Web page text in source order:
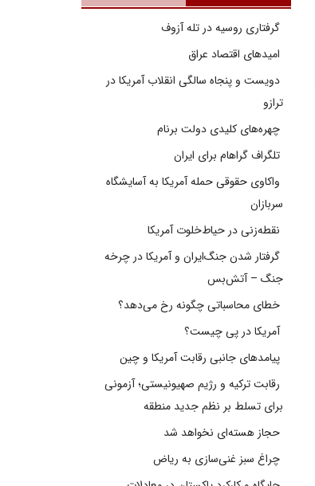
گرفتاری روسیه در تله آزوف
امیدهای اقتصاد عراق
دویست و پنجاه سالگی انقلاب آمریکا در
ترازو
چهره‌های کلیدی دولت برنام
تلگراف گراهام برای ایران
واکاوی حقوقی حمله آمریکا به آسایشگاه
سربازان
نقطه‌زنی در حیاط‌خلوت آمریکا
گرفتار شدن جنگ‌ایران و آمریکا در چرخه
جنگ – آتش‌بس
خطای محاسباتی چگونه رخ می‌دهد؟
آمریکا در پی چیست؟
پیامدهای جانبی رقابت آمریکا و چین
رقابت ترکیه و رژیم صهیونیستی؛ آزمونی
برای تسلط بر نظم جدید منطقه
حجاز هسته‌ای نخواهد شد
چراغ سبز غنی‌سازی به ریاض